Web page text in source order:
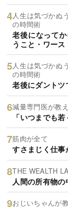
人生は気づかぬ
の時間術
老後になって
うこと・ワース
人生は気づかぬ
の時間術
老後にダントツ
減量専門医が教
「いつまでも
筋肉が全て
すさまじく仕事
THE WEALTH
人間の所有物
おじいちゃんが